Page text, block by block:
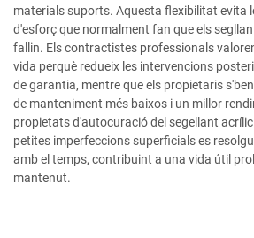
materials suports. Aquesta flexibilitat evita
d'esforç que normalment fan que els
fallin. Els contractistes professionals
vida perquè redueix les intervencions
de garantia, mentre que els propietaris
de manteniment més baixos i un millor
propietats d'autocuració del segellant
petites imperfeccions superficials es
amb el temps, contribuint a una vida útil
mantenut.